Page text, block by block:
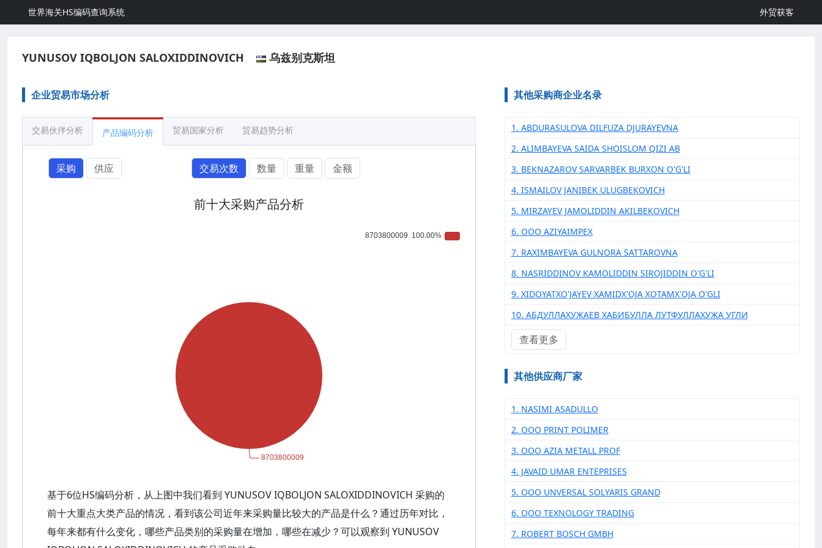
世界海关HS编码查询系统 外贸获客
YUNUSOV IQBOLJON SALOXIDDINOVICH 乌兹别克斯坦
企业贸易市场分析
交易伙伴分析 产品编码分析 贸易国家分析 贸易趋势分析
采购 供应 交易次数 数量 重量 金额
前十大采购产品分析
基于6位HS编码分析，从上图中我们看到 YUNUSOV IQBOLJON SALOXIDDINOVICH 采购的
前十大重点大类产品的情况，看到该公司近年来采购量比较大的产品是什么？通过历年对比，
每年来都有什么变化，哪些产品类别的采购量在增加，哪些在减少？可以观察到 YUNUSOV
其他采购商企业名录
1. ABDURASULOVA DILFUZA DJURAYEVNA
2. ALIMBAYEVA SAIDA SHOISLOM QIZI AB
3. BEKNAZAROV SARVARBEK BURXON O'G'LI
4. ISMAILOV JANIBEK ULUGBEKOVICH
5. MIRZAYEV JAMOLIDDIN AKILBEKOVICH
6. OOO AZIYAIMPEX
7. RAXIMBAYEVA GULNORA SATTAROVNA
8. NASRIDDINOV KAMOLIDDIN SIROJIDDIN O'G'LI
9. XIDOYATXO'JAYEV XAMIDX'OJA XOTAMX'OJA O'GLI
10. АБДУЛЛАХУЖАЕВ ХАБИБУЛЛА ЛУТФУЛЛАХУЖА УГЛИ
查看更多
其他供应商厂家
1. NASIMI ASADULLO
2. OOO PRINT POLIMER
3. ООО AZIA METALL PROF
4. JAVAID UMAR ENTEPRISES
5. ООО UNVERSAL SOLYARIS GRAND
6. ООО TEXNOLOGY TRADING
7. ROBERT BOSCH GMBH